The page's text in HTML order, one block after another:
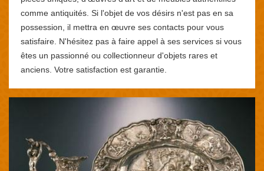
comme antiquités. Si l'objet de vos désirs n'est pas en sa
possession, il mettra en œuvre ses contacts pour vous
satisfaire. N'hésitez pas à faire appel à ses services si vous
êtes un passionné ou collectionneur d'objets rares et
anciens. Votre satisfaction est garantie.